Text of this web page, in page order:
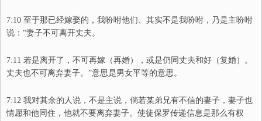
7:10 至于那已经嫁娶的，我吩咐他们 、 其实不是我吩咐，乃是主吩咐
说： “妻子不可离开丈夫。
7:11 若是离开了，不可再嫁 （再婚） ，或是仍同丈夫和好 （复婚） 。
丈夫也不可离弃妻子。”意思是男女平等的意思。
7:12 我对其余的人说，不是主说，倘若某弟兄有不信的妻子，妻子也
情愿和他同住，他就不要离弃妻子。 使徒保罗传递信息是那么有权